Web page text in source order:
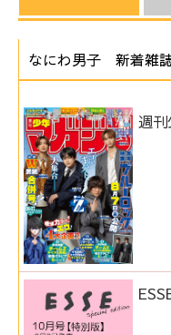
なにわ男子 新着雑
週